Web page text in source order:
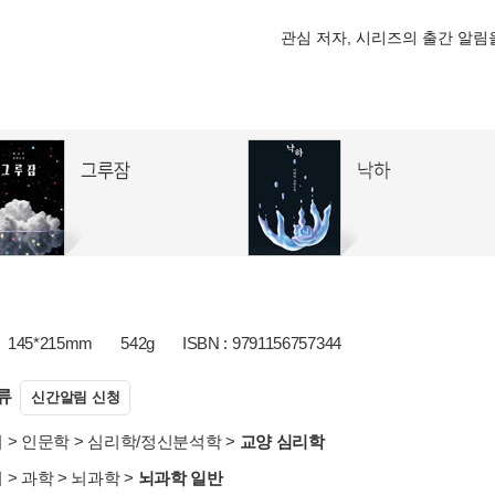
관심 저자, 시리즈의 출간 알림
145*215mm 542g ISBN : 9791156757344
신간알림 신청
> 인문학 > 심리학/정신분석학> 교양 심리학
> 과학> 뇌과학> 뇌과학 일반